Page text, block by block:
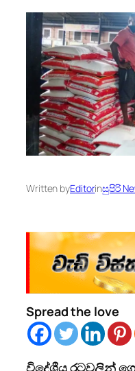
Written byEditorinසුපිරි
Spread the love
විදේශීය රටවලින්